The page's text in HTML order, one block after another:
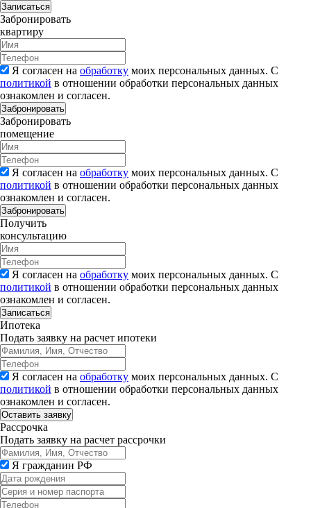
Записаться
Забронировать
квартиру
Я согласен на обработку моих персональных данных. С
политикой в отношении обработки персональных данных
ознакомлен и согласен.
Забронировать
Забронировать
помещение
Я согласен на обработку моих персональных данных. С
политикой в отношении обработки персональных данных
ознакомлен и согласен.
Забронировать
Получить
консультацию
Я согласен на обработку моих персональных данных. С
политикой в отношении обработки персональных данных
ознакомлен и согласен.
Записаться
Ипотека
Подать заявку на расчет ипотеки
Я согласен на обработку моих персональных данных. С
политикой в отношении обработки персональных данных
ознакомлен и согласен.
Рассрочка
Подать заявку на расчет рассрочки
Я гражданин РФ